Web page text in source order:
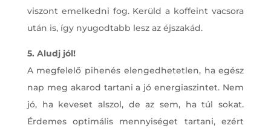
viszont emelkedni fog. Kerüld a koffeint vacsora
után is, így nyugodtabb lesz az éjszakád.
5. Aludj jól!
A megfelelő pihenés elengedhetetlen, ha egész
nap meg akarod tartani a jó energiaszintet. Nem
jó, ha keveset alszol, de az sem, ha túl sokat.
Érdemes optimális mennyiséget tartani, ezért